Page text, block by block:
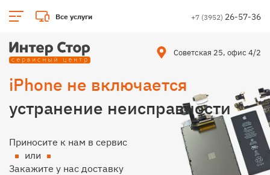
Все услуги +7 (3952) 26-57-36
Советская 25, офис 4/2
iPhone не включается
устранение неисправности
Приносите к нам в сервис
или
Закажите у нас доставку